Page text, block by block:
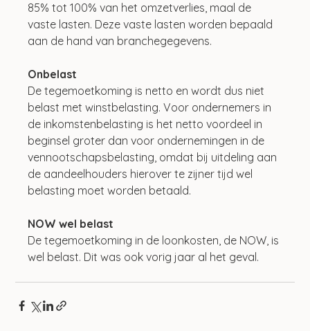
85% tot 100% van het omzetverlies, maal de
vaste lasten. Deze vaste lasten worden bepaald
aan de hand van branchegegevens.
Onbelast
De tegemoetkoming is netto en wordt dus niet
belast met winstbelasting. Voor ondernemers in
de inkomstenbelasting is het netto voordeel in
beginsel groter dan voor ondernemingen in de
vennootschapsbelasting, omdat bij uitdeling aan
de aandeelhouders hierover te zijner tijd wel
belasting moet worden betaald.
NOW wel belast
De tegemoetkoming in de loonkosten, de NOW, is
wel belast. Dit was ook vorig jaar al het geval.